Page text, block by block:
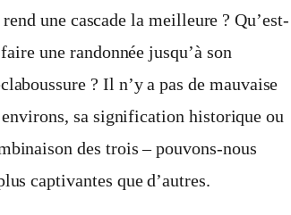
une cascade la meilleure ? Qu’est-
une randonnée jusqu’à son
? Il n’y a pas de mauvaise
sa signification historique ou
des trois – pouvons-nous
captivantes que d’autres.